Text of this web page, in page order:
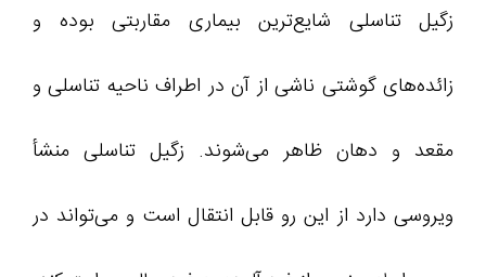
زگیل تناسلی شایع‌ترین بیماری مقاربتی بوده و
زائده‌های گوشتی ناشی از آن در اطراف ناحیه تناسلی و
مقعد و دهان ظاهر می‌شوند. زگیل تناسلی منشأ
ویروسی دارد از این ‌رو قابل‌ انتقال است و می‌تواند در